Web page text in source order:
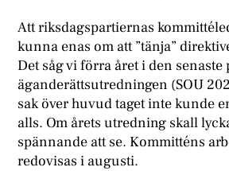
Att riksdagspartiernas
kunna enas om att ”tänja”
Det såg vi förra året i den
äganderättsutredningen (SOU
sak över huvud taget inte kunde
alls. Om årets utredning skall
spännande att se. Kommitténs
redovisas i augusti.